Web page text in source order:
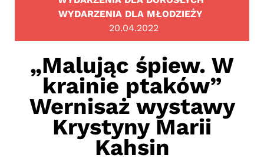
WYDARZENIA DLA MŁODZIEŻY
20.04.2022
„Malując śpiew. W
krainie ptaków”
Wernisaż wystawy
Krystyny Marii
Kahsin